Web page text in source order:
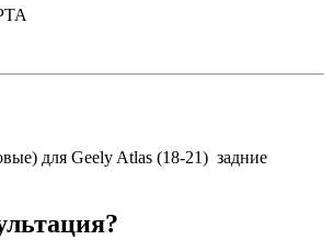
для Geely Atlas (18-21) задние